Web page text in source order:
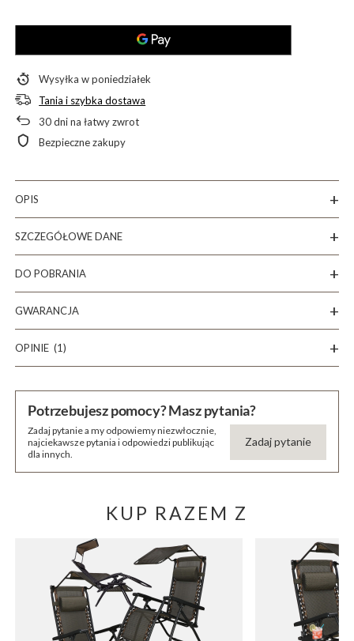
Wysyłkaw poniedziałek
Tania i szybka dostawa
30dni na łatwy zwrot
Bezpieczne zakupy
OPIS
SZCZEGÓŁOWE DANE
DO POBRANIA
GWARANCJA
OPINIE (1)
Potrzebujesz pomocy? Masz pytania?
Zadaj pytanie a my odpowiemy niezwłocznie,
najciekawsze pytania i odpowiedzi publikując
dla innych.
Zadaj pytanie
KUP RAZEM Z